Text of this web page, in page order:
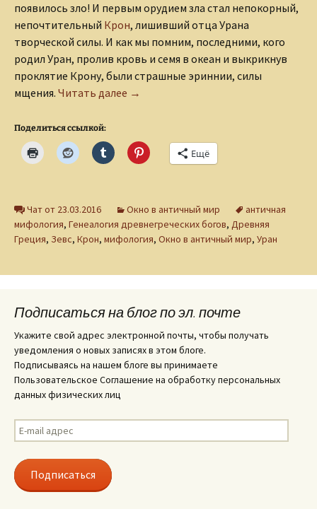
появилось зло! И первым орудием зла стал непокорный,
непочтительный Крон, лишивший отца Урана
творческой силы. И как мы помним, последними, кого
родил Уран, пролив кровь и семя в океан и выкрикнув
проклятие Крону, были страшные эриннии, силы
мщения. Читать далее Дети Крона
→
Поделиться ссылкой:
Ещё
Чат от 23.03.2016 Окно в античный мир
античная
мифология, Генеалогия древнегреческих богов, Древняя
Греция, Зевс, Крон, мифология, Окно в античный мир, Уран
Подписаться на блог по эл. почте
Укажите свой адрес электронной почты, чтобы получать
уведомления о новых записях в этом блоге.
Подписываясь на нашем блоге вы принимаете
Пользовательское Соглашение на обработку персональных
данных физических лиц
E-
mail
Подписаться